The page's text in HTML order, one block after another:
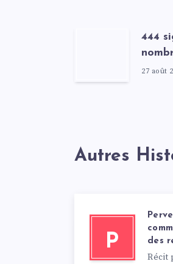
444
27 août
Autres
P
des
Récit